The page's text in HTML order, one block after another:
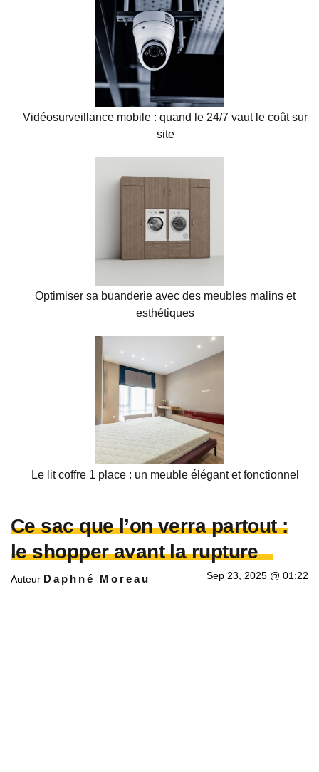
Vidéosurveillance mobile : quand le 24/7 vaut le coût sur
site
Optimiser sa buanderie avec des meubles malins et
esthétiques
Le lit coffre 1 place : un meuble élégant et fonctionnel
Ce sac que l’on verra partout :
le shopper avant la rupture
Auteur Daphné Moreau Sep 23, 2025 @ 01:22